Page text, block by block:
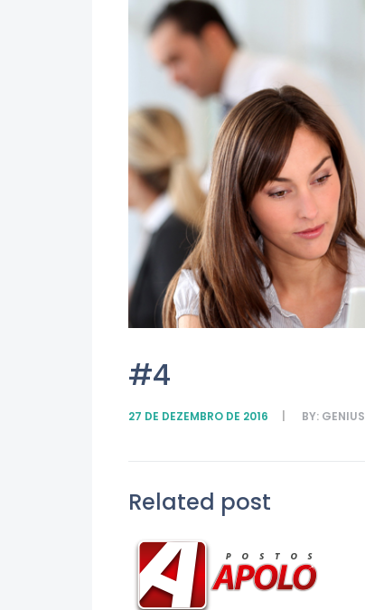
#4
27 DE DEZEMBRO DE 2016 BY: GENIUS
Related post